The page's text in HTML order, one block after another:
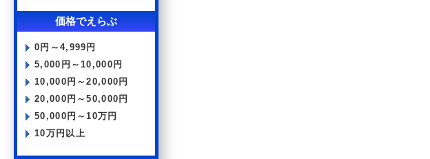
価格でえらぶ
0円～4,999円
5,000円～10,000円
10,000円～20,000円
20,000円～50,000円
50,000円～10万円
10万円以上